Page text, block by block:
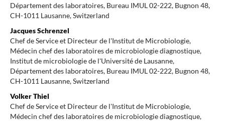
Département des laboratoires, Bureau IMUL 02-222, Bugnon 48,
CH-1011 Lausanne, Switzerland
Jacques Schrenzel
Chef de Service et Directeur de l'Institut de Microbiologie,
Médecin chef des laboratoires de microbiologie diagnostique,
Institut de microbiologie de l'Université de Lausanne,
Département des laboratoires, Bureau IMUL 02-222, Bugnon 48,
CH-1011 Lausanne, Switzerland
Volker Thiel
Chef de Service et Directeur de l'Institut de Microbiologie,
Médecin chef des laboratoires de microbiologie diagnostique,